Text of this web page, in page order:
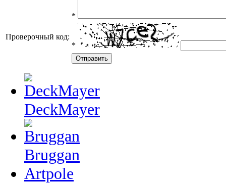
*
Проверочный код:
*
DeckMayer
Bruggan
Artpole